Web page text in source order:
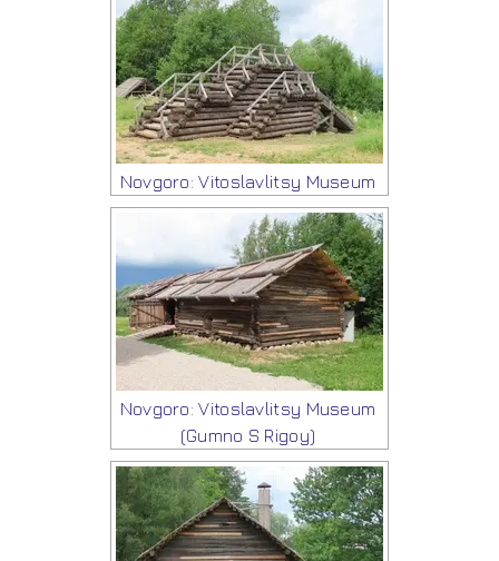
Novgoro: Vitoslavlitsy Museum
Novgoro: Vitoslavlitsy Museum
(Gumno S Rigoy)